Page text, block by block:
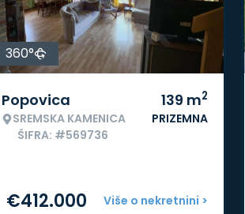
360°
Popovica
SREMSKA KAMENICA
ŠIFRA: #569736
139 m2
PRIZEMNA
Više o nekretnini >
€412.000